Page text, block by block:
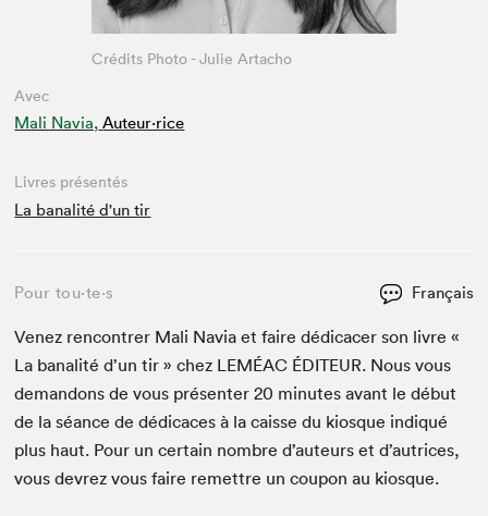
Avec
Mali Navia, Auteur·rice
Crédits Photo - Julie Artacho
Livres présentés
La banalité d'un tir
Pour tou⋅te⋅s Français
Venez ren­con­tr­er Mali Navia et faire dédi­cac­er son livre «
La banal­ité d’un tir » chez LEMÉAC ÉDI­TEUR. Nous vous
deman­dons de vous présen­ter20 min­utes avant le début
de la séance de dédi­caces à la caisse du kiosque indiqué
plus haut. Pour un cer­tain nom­bre d’auteurs et d’autrices,
vous devrez vous faire remet­tre un coupon au kiosque.